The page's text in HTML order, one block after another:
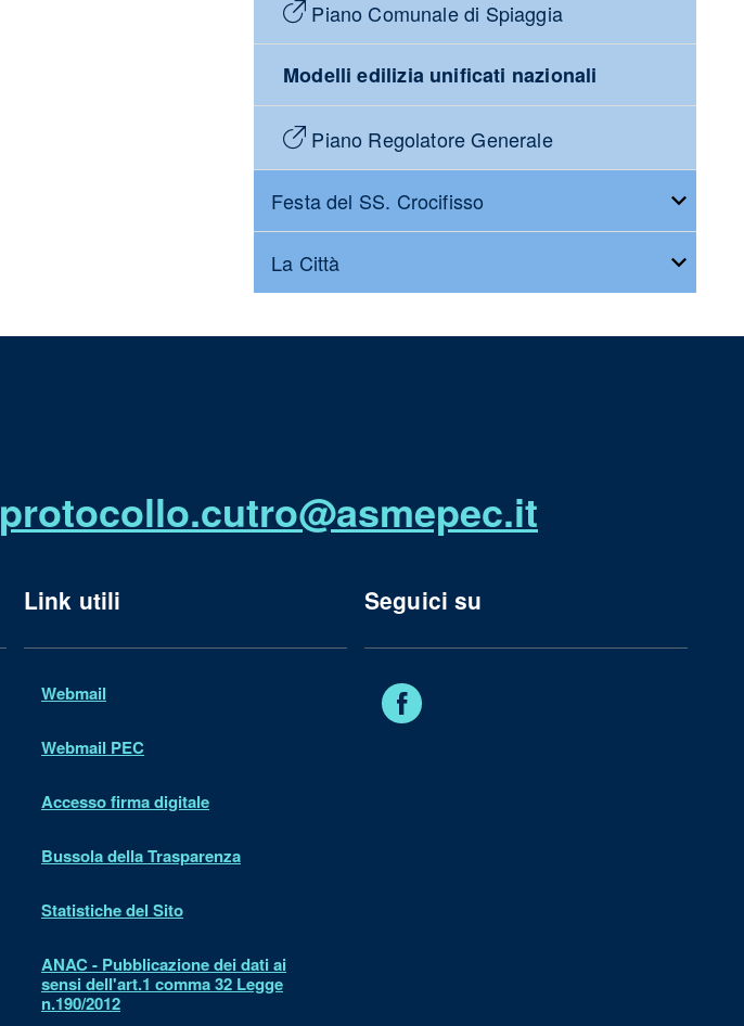
Piano Comunale di Spiaggia
Modelli edilizia unificati nazionali
Piano Regolatore Generale
Festa del SS. Crocifisso
La Città
protocollo.cutro@asmepec.it
Link utili
Webmail
Webmail PEC
Accesso firma digitale
Bussola della Trasparenza
Statistiche del Sito
ANAC - Pubblicazione dei dati ai
sensi dell'art.1 comma 32 Legge
n.190/2012
Seguici su